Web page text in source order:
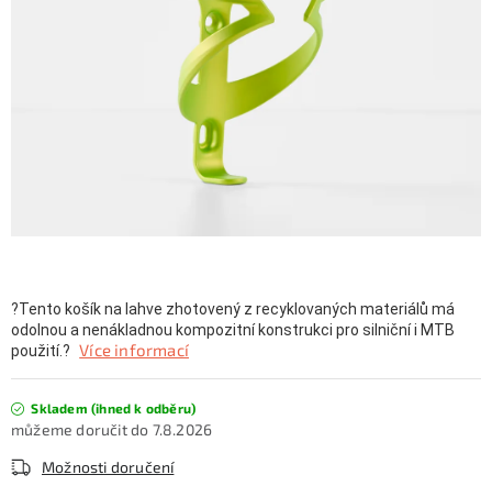
?Tento košík na lahve zhotovený z recyklovaných materiálů má
odolnou a nenákladnou kompozitní konstrukci pro silniční i MTB
použití.? Více informací
Skladem (ihned k odběru)
7.8.2026
Možnosti doručení